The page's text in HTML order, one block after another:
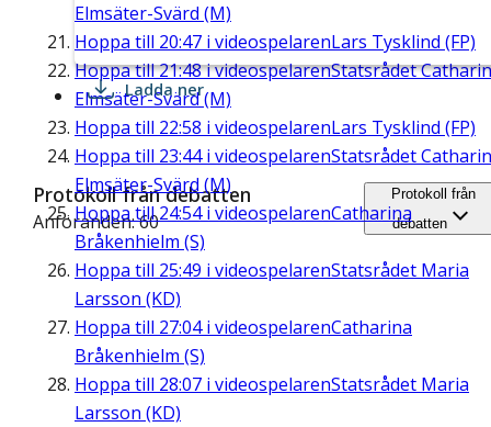
Elmsäter-Svärd (M)
Hoppa till 20:47 i videospelarenLars Tysklind (FP)
Hoppa till21:48i videospelarenStatsrådet
Elmsäter-Svärd (M)
Hoppa till 22:58 i videospelarenLars Tysklind (FP)
Hoppa till 23:44i videospelarenStatsrådet
Elmsäter-Svärd (M)
Hoppa till24:54i videospelarenCatharina
Bråkenhielm (S)
Hoppa till 25:49 i videospelarenStatsrådet Maria
Larsson (KD)
Hoppa till 27:04i videospelarenCatharina
Bråkenhielm (S)
Hoppa till 28:07 i videospelarenStatsrådet Maria
Larsson (KD)
Ladda ner
Protokoll från debatten
Anföranden: 60
Protokoll från
debatten